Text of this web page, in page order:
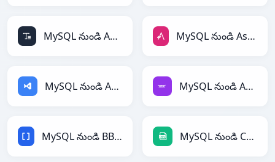
MySQL నుండి ASCII MySQL నుండి AsciiDoc
MySQL నుండి ASP MySQL నుండి Avro
MySQL నుండి BBCode MySQL నుండి CSV